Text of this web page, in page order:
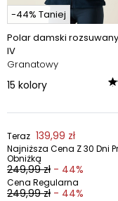
-44% Taniej
Polar damski
IV
Granatowy
15 kolory
Teraz 139,99 zł
Najniższa Cena Z 30 Dni
Obniżką
249,99 zł - 44%
Cena Regularna
249,99 zł - 44%